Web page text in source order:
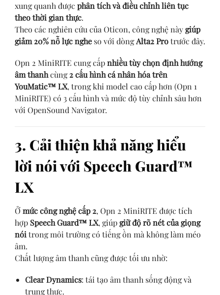
xung quanh được phân tích và điều chỉnh liên tục
theo thời gian thực.
Theo các nghiên cứu của Oticon, công nghệ nàygiúp
giảm 20% nỗ lực nghe so với dòngAlta2 Protrước đây.
Opn 2 MiniRITE cung cấpnhiều tùy chọn định hướng
âm thanhcùng2 cấu hình cá nhân hóa trên
YouMatic™ LX, trong khi model cao cấp hơn (Opn 1
MiniRITE) có 3 cấu hình và mức độ tùy chỉnh sâu hơn
với OpenSound Navigator.
3. Cải thiện khả năng hiểu
lời nói với Speech Guard™
LX
Ởmức công nghệ cấp 2, Opn 2 MiniRITE được tích
hợp Speech Guard™ LX, giúpgiữ độ rõ nét của giọng
nói trong môi trường có tiếng ồn mà không làm méo
âm.
Chất lượng âm thanh cũng được tối ưu nhờ:
Clear Dynamics: tái tạo âm thanh sống động và
trung thực.